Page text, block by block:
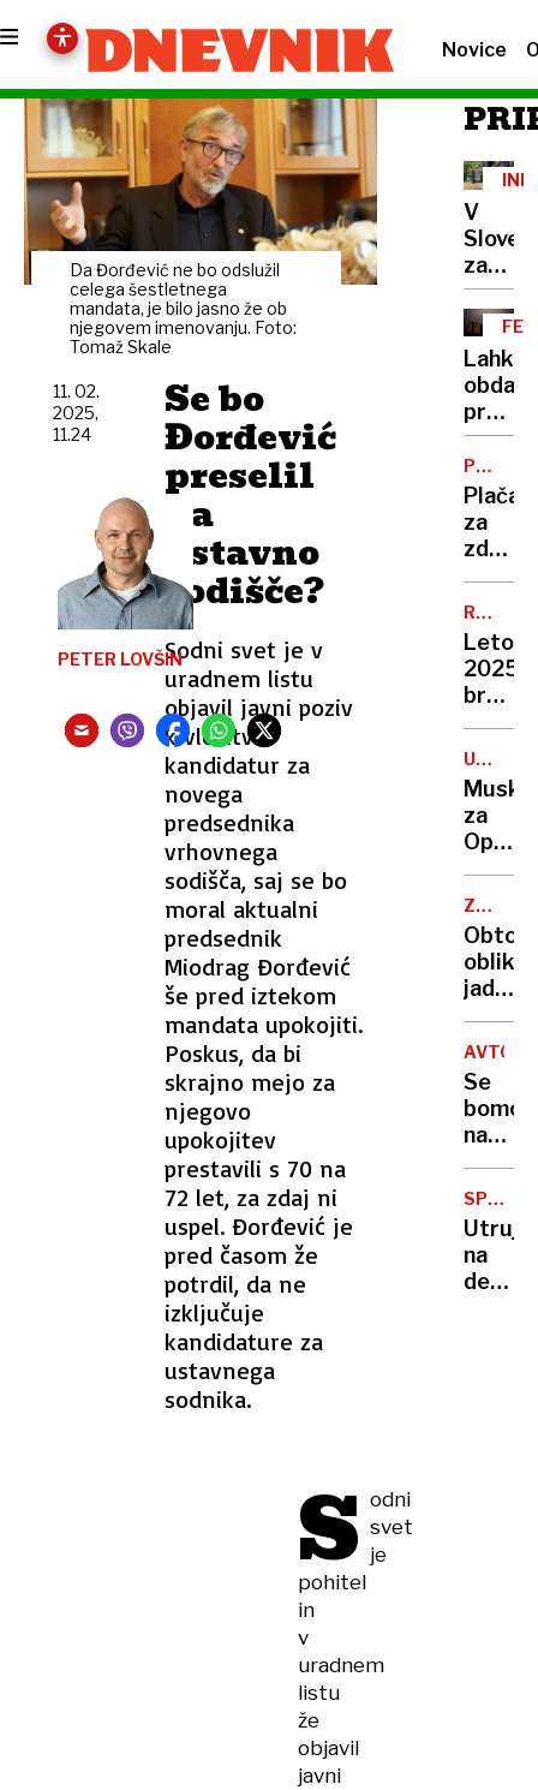
Novice
Da Đorđević ne bo odslužil
celega šestletnega
mandata, je bilo jasno že ob
njegovem imenovanju. Foto:
Tomaž Skale
Se bo
Đorđević
preselil
na
ustavno
sodišče?
Sodni svet je v
uradnem listu
objavil javni poziv
k vložitvi
kandidatur za
novega
predsednika
vrhovnega
sodišča, saj se bo
moral aktualni
predsednik
Miodrag Đorđević
še pred iztekom
mandata upokojiti.
Poskus, da bi
skrajno mejo za
njegovo
upokojitev
prestavili s 70 na
72 let, za zdaj ni
uspel. Đorđević je
pred časom že
potrdil, da ne
izključuje
kandidature za
ustavnega
sodnika.
11. 02.
2025,
11.24
PETER LOVŠIN
S odni
svet
je
pohitel
in
v
uradnem
listu
že
objavil
javni
V
zaznali
manj
a
kljub
temu
smo
slabo
Lahko
reši
krizo
ali
težav?
Plačajo
za
potem
pa
se
v
Leto
2025
brez
in
Musk
za
100
tako
se je
odzval
KRIVDO
jadrnic:
“Zakaj
bi
kradel
sam
sebi?”
Se
bomo
na
novih
še
vozili
130
na
SPANJE
V
SLUŽBI
na